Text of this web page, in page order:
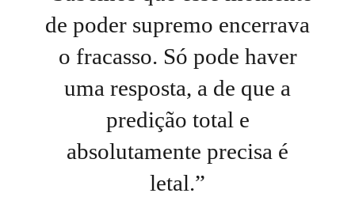
de poder supremo encerrava
o fracasso. Só pode haver
uma resposta, a de que a
predição total e
absolutamente precisa é
letal.”